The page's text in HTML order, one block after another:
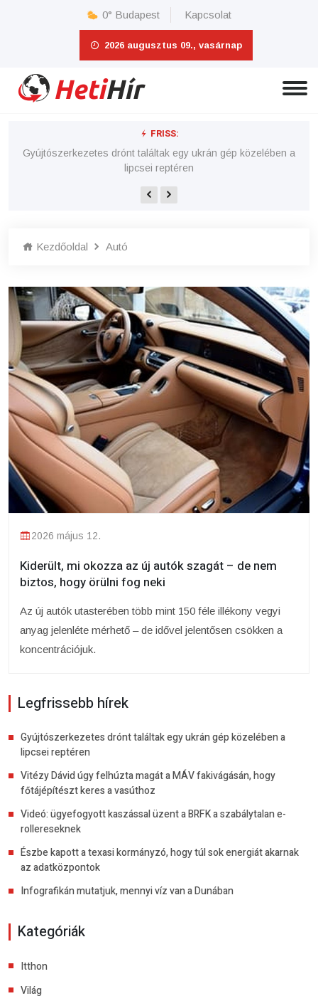
0° Budapest Kapcsolat
2026 augusztus 09., vasárnap
FRISS:
Gyújtószerkezetes drónt találtak egy ukrán gép közelében a
lipcsei reptéren
Kezdőoldal Autó
2026 május 12.
Kiderült, mi okozza az új autók szagát – de nem
biztos, hogy örülni fog neki
Az új autók utasterében több mint 150 féle illékony vegyi
anyag jelenléte mérhető – de idővel jelentősen csökken a
koncentrációjuk.
Legfrissebb hírek
Gyújtószerkezetes drónt találtak egy ukrán gép közelében a
lipcsei reptéren
Vitézy Dávid úgy felhúzta magát a MÁV fakivágásán, hogy
főtájépítészt keres a vasúthoz
Videó: ügyefogyott kaszással üzent a BRFK a szabálytalan e-
rollereseknek
Észbe kapott a texasi kormányzó, hogy túl sok energiát akarnak
az adatközpontok
Infografikán mutatjuk, mennyi víz van a Dunában
Kategóriák
Itthon
Világ